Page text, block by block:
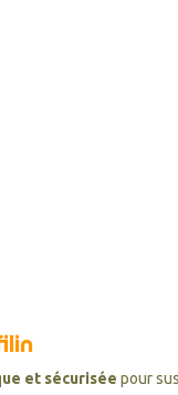
et sécurisée pour